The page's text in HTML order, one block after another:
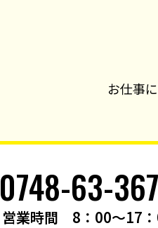
お仕事
0748-63-
営業時間 8：00～17